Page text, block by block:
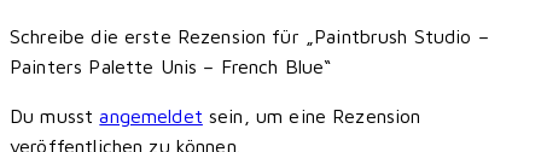
Schreibe die erste Rezension für „Paintbrush Studio –
Painters Palette Unis – French Blue“
Du musstangemeldet sein, um eine Rezension
veröffentlichen zu können.